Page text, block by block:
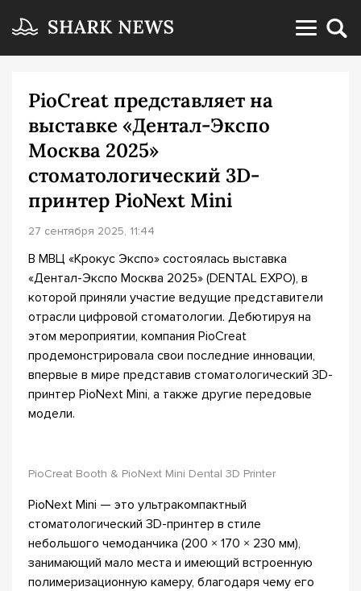
PioCreat представляет на
выставке «Дентал-Экспо
Москва 2025»
стоматологический 3D-
принтер PioNext Mini
27 сентября 2025, 11:44
В МВЦ «Крокус Экспо» состоялась выставка
«Дентал-Экспо Москва 2025» (DENTAL EXPO), в
которой приняли участие ведущие представители
отрасли цифровой стоматологии. Дебютируя на
этом мероприятии, компания PioCreat
продемонстрировала свои последние инновации,
впервые в мире представив стоматологический 3D-
принтер PioNext Mini, а также другие передовые
модели.
PioCreat Booth & PioNext Mini Dental 3D Printer
PioNext Mini — это ультракомпактный
стоматологический 3D-принтер в стиле
небольшого чемоданчика (200 × 170 × 230 мм),
занимающий мало места и имеющий встроенную
полимеризационную камеру, благодаря чему его